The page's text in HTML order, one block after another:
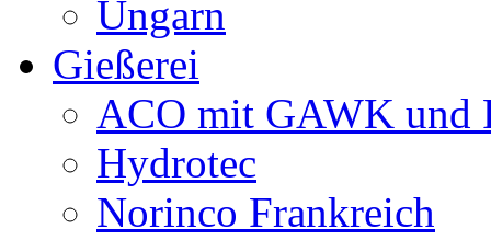
Ungarn
Gießerei
ACO mit GAWK und
Hydrotec
Norinco Frankreich